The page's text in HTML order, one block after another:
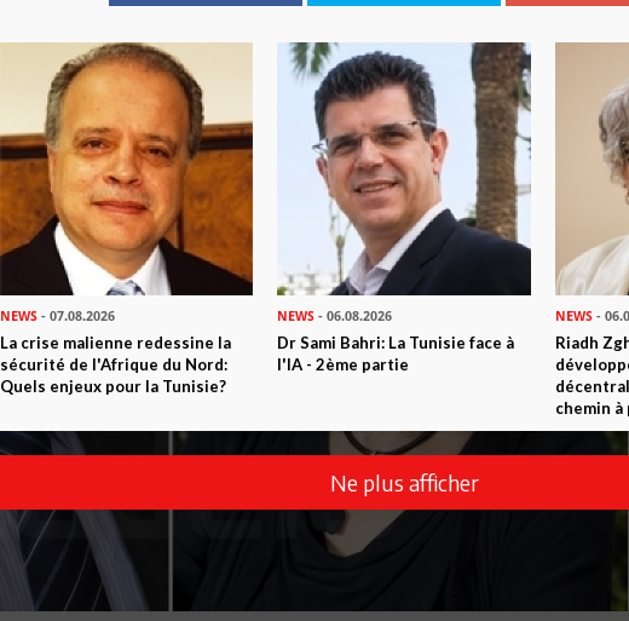
NEWS - 07.08.2026
La crise malienne redessine la
sécurité de l'Afrique du Nord:
Quels enjeux pour la Tunisie?
NEWS - 06.08.2026
Dr Sami Bahri: La Tunisie face à
l'IA - 2ème partie
NEWS-
Riadh
chemin
Ne plus afficher